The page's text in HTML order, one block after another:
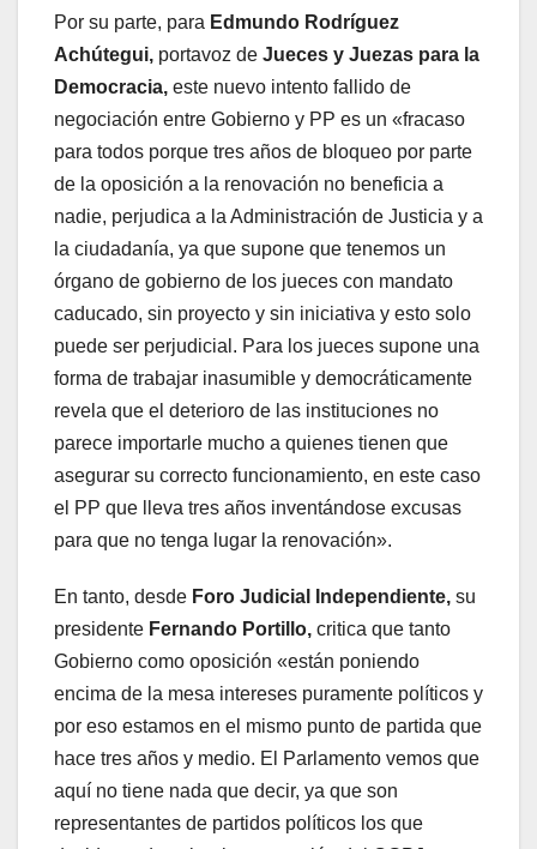
Por su parte, para Edmundo Rodríguez
Achútegui, portavoz de Jueces y Juezas para la
Democracia, este nuevo intento fallido de
negociación entre Gobierno y PP es un «fracaso
para todos porque tres años de bloqueo por parte
de la oposición a la renovación no beneficia a
nadie, perjudica a la Administración de Justicia y a
la ciudadanía, ya que supone que tenemos un
órgano de gobierno de los jueces con mandato
caducado, sin proyecto y sin iniciativa y esto solo
puede ser perjudicial. Para los jueces supone una
forma de trabajar inasumible y democráticamente
revela que el deterioro de las instituciones no
parece importarle mucho a quienes tienen que
asegurar su correcto funcionamiento, en este caso
el PP que lleva tres años inventándose excusas
para que no tenga lugar la renovación».
En tanto, desde Foro Judicial Independiente, su
presidente Fernando Portillo, critica que tanto
Gobierno como oposición «están poniendo
encima de la mesa intereses puramente políticos y
por eso estamos en el mismo punto de partida que
hace tres años y medio. El Parlamento vemos que
aquí no tiene nada que decir, ya que son
representantes de partidos políticos los que